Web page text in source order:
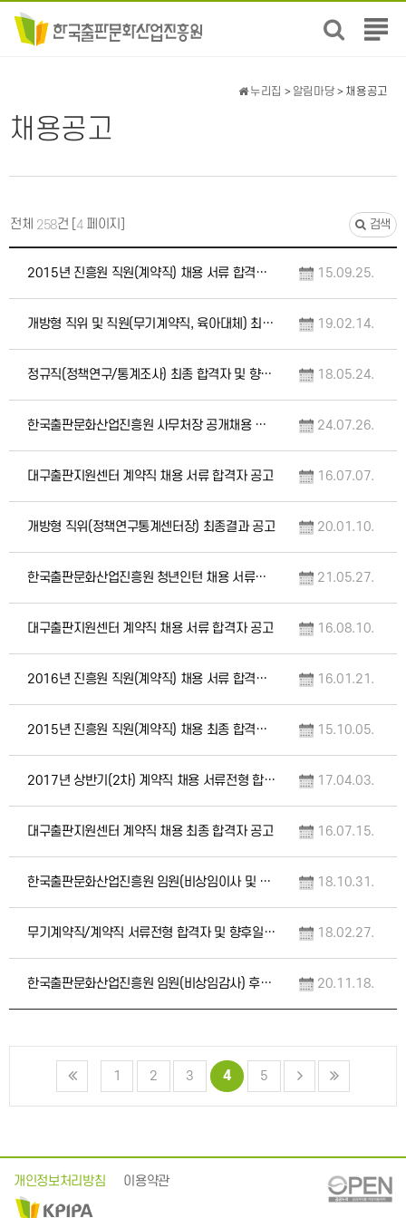
전
뉴
채용공고
누리집 > 알림마당 > 채용공고
전체 258건 [ 4페이지] 검색
2015년 진흥원 직원(계약직) 채용 서류 합격자 공고 15.09.25.
개방형 직위 및 직원(무기계약직, 육아대체) 최종 합격자 향후일정 안내 19.02.14.
정규직(정책연구/통계조사) 최종 합격자 및 향후일정 안내 18.05.24.
한국출판문화산업진흥원 사무처장 공개채용 재공고 서류전형 합격자 및 향후일정 안내 24.07.26.
대구출판지원센터 계약직 채용 서류 합격자 공고 16.07.07.
개방형 직위(정책연구통계센터장) 최종결과 공고 20.01.10.
한국출판문화산업진흥원 청년인턴 채용 서류전형 합격자 및 향후일정 안내 21.05.27.
대구출판지원센터 계약직 채용 서류 합격자 공고 16.08.10.
2016년 진흥원 직원(계약직) 채용 서류 합격자 공고 16.01.21.
2015년 진흥원 직원(계약직) 채용 최종 합격자 공고 15.10.05.
2017년 상반기(2차) 계약직 채용 서류전형 합격자 및 향후일정 안내 17.04.03.
대구출판지원센터 계약직 채용 최종 합격자 공고 16.07.15.
한국출판문화산업진흥원 임원(비상임이사 및 비상임감사) 초빙 공고 18.10.31.
무기계약직/계약직 서류전형 합격자 및 향후일정 안내 18.02.27.
한국출판문화산업진흥원 임원(비상임감사) 후보자 추가 모집 공고 20.11.18.
1 2 3 4 5
개인정보처리방침 이용약관